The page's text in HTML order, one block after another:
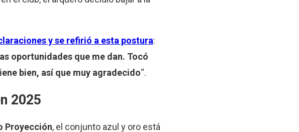
y se refirió a esta postura:
oportunidades que me dan. Tocó
bien, así que muy agradecido“.
2025
Proyección, el conjunto azul y oro está